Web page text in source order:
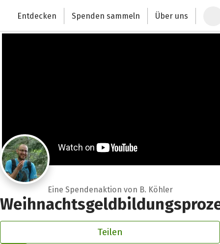
Deutschlands größte Spendenplattform
Entdecken Spenden sammeln Über uns
Eine Spendenaktion von B. Köhler
Teilen